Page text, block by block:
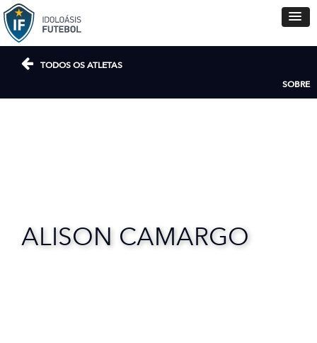
TODOS OS ATLETAS
SOBRE
ALISON CAMARGO